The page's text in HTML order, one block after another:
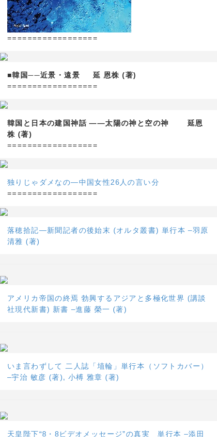
==================
■韓国──近景・遠景 延 恩株 (著)
==================
韓国と日本の建国神話 ——太陽の神と空の神 延恩
株 (著)
==================
独りじゃダメなの―中国女性26人の言い分
==================
落穂拾記―新聞記者の後始末 (オルタ叢書) 単行本 –羽原
清雅 (著)
アメリカ帝国の終焉 勃興するアジアと多極化世界 (講談
社現代新書) 新書 –進藤 榮一 (著)
いま言わずして 二人誌「埴輪」単行本（ソフトカバー）
–宇治 敏彦 (著), 小榑 雅章 (著)
天皇陛下“8・8ビデオメッセージ”の真実 単行本 –添田